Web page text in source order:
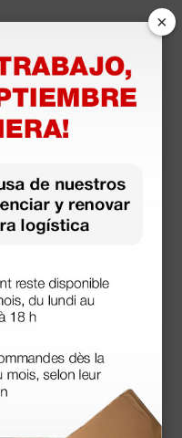
células cervicales
×